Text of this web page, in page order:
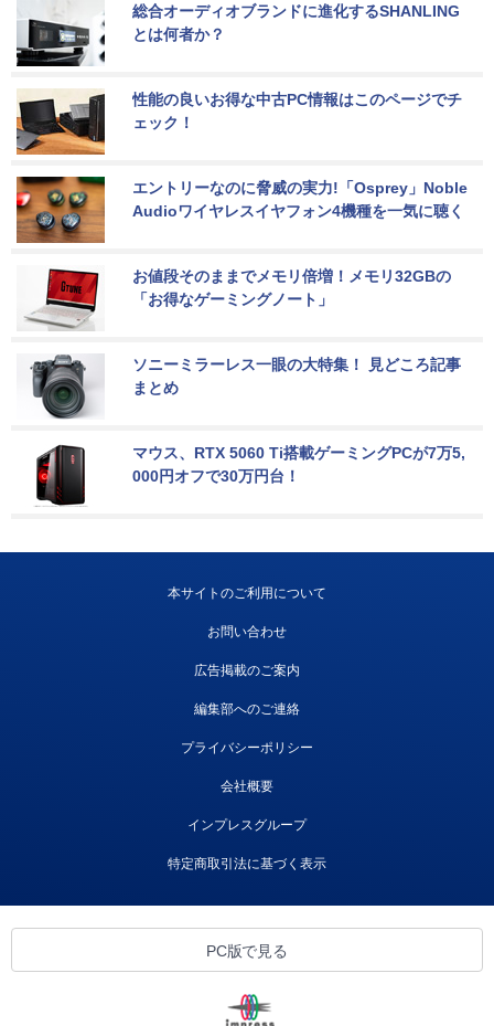
総合オーディオブランドに進化するSHANLING
とは何者か？
性能の良いお得な中古PC情報はこのページでチ
ェック！
エントリーなのに脅威の実力!「Osprey」Noble
Audioワイヤレスイヤフォン4機種を一気に聴く
お値段そのままでメモリ倍増！メモリ32GBの
「お得なゲーミングノート」
ソニーミラーレス一眼の大特集！ 見どころ記事
まとめ
マウス、RTX 5060 Ti搭載ゲーミングPCが7万5,
000円オフで30万円台！
本サイトのご利用について
お問い合わせ
広告掲載のご案内
編集部へのご連絡
プライバシーポリシー
会社概要
インプレスグループ
特定商取引法に基づく表示
PC版で見る